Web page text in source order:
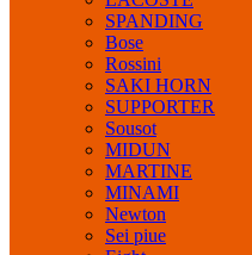
SPANDING
Bose
Rossini
SAKI HORN
SUPPORTER
Sousot
MIDUN
MARTINE
MINAMI
Newton
Sei piue